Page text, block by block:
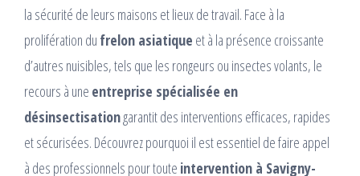
la sécurité de leurs maisons et lieux de travail. Face à la
prolifération du frelon asiatique et à la présence croissante
d’autres nuisibles, tels que les rongeurs ou insectes volants, le
recours à une entreprise spécialisée en
désinsectisationgarantit des interventions efficaces, rapides
et sécurisées. Découvrez pourquoi il est essentiel de faire appel
à des professionnels pour toute intervention à Savigny-